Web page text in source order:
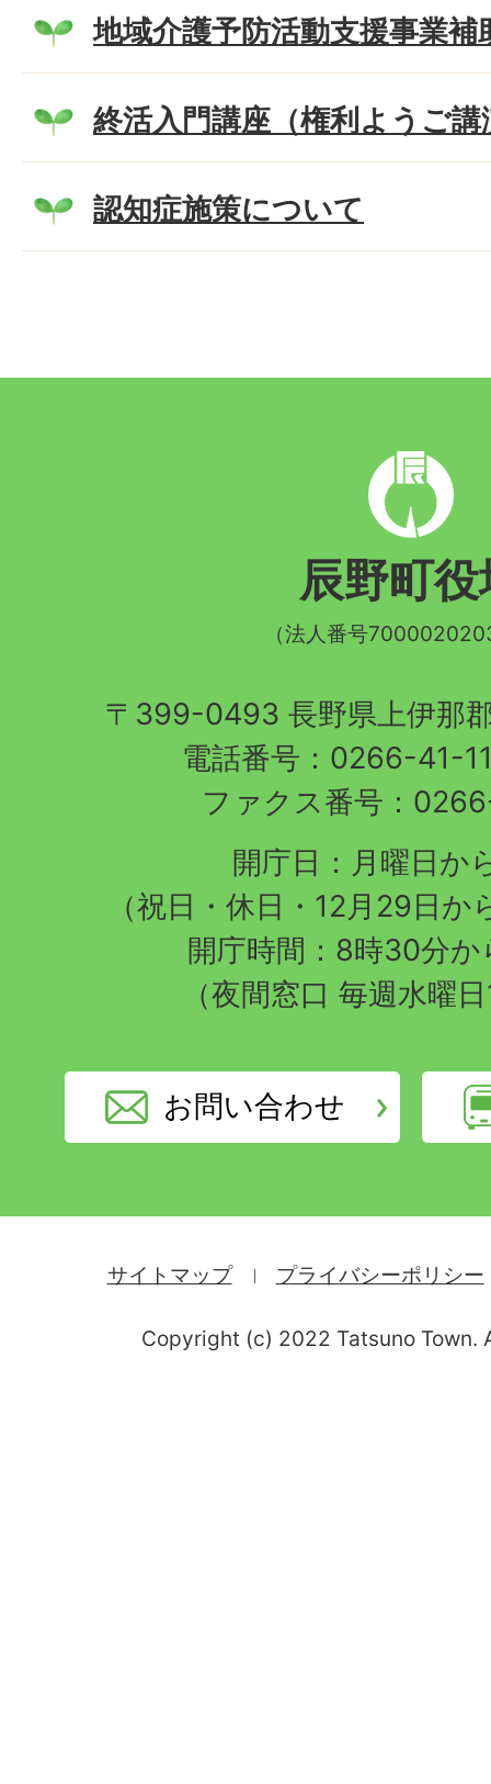
地域介護予防活動支援事業補
終活入門講座（権利ようご講
認知症施策について
辰
野
町
章
辰野町役
（法人番号
〒399-0493 長野県上伊那
電話番号：0266-41-
ファクス番号：
開庁日：月曜日か
（祝日・休日・12月29日
開庁時間：8時30分か
（夜間窓口 毎週水曜
お問い合わせ
サイトマップ プライバシーポリシー
Copyright (c) 2022 Tatsuno Town.